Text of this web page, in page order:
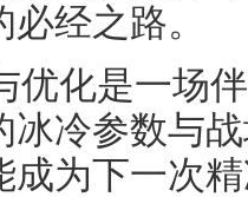
经之路。
优化是一场
冰冷参数与
成为下一次